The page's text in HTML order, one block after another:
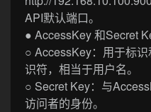
API默认端口。
● AccessKey 和Secret
○ AccessKey：用于标
识符，相当于用户名。
○ Secret Key：与
访问者的身份。